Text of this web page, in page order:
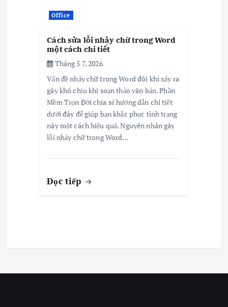
Office
Cách sửa lỗi nhảy chữ trong Word
một cách chi tiết
Tháng 5 7, 2026
Vấn đề nhảy chữ trong Word đôi khi xảy ra
gây khó chịu khi soạn thảo văn bản. Phần
Mềm Trọn Đời chia sẻ hướng dẫn chi tiết
dưới đây để giúp bạn khắc phục tình trạng
này một cách hiệu quả. Nguyên nhân gây
lỗi nhảy chữ trong Word…
Đọc tiếp